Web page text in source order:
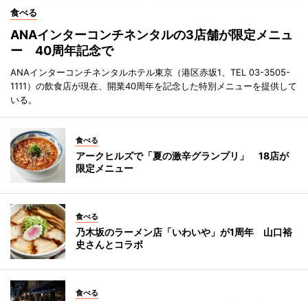
食べる
ANAインターコンチネンタルの3店舗が限定メニュ
ー 40周年記念で
ANAインターコンチネンタルホテル東京（港区赤坂1、TEL 03-3505-
1111）の飲食店が現在、開業40周年を記念した特別メニューを提供して
いる。
食べる
アークヒルズで「夏の激辛グランプリ」 18店が
限定メニュー
食べる
乃木坂のラーメン店「いわいや」が1周年 山口裕
史さんとコラボ
食べる